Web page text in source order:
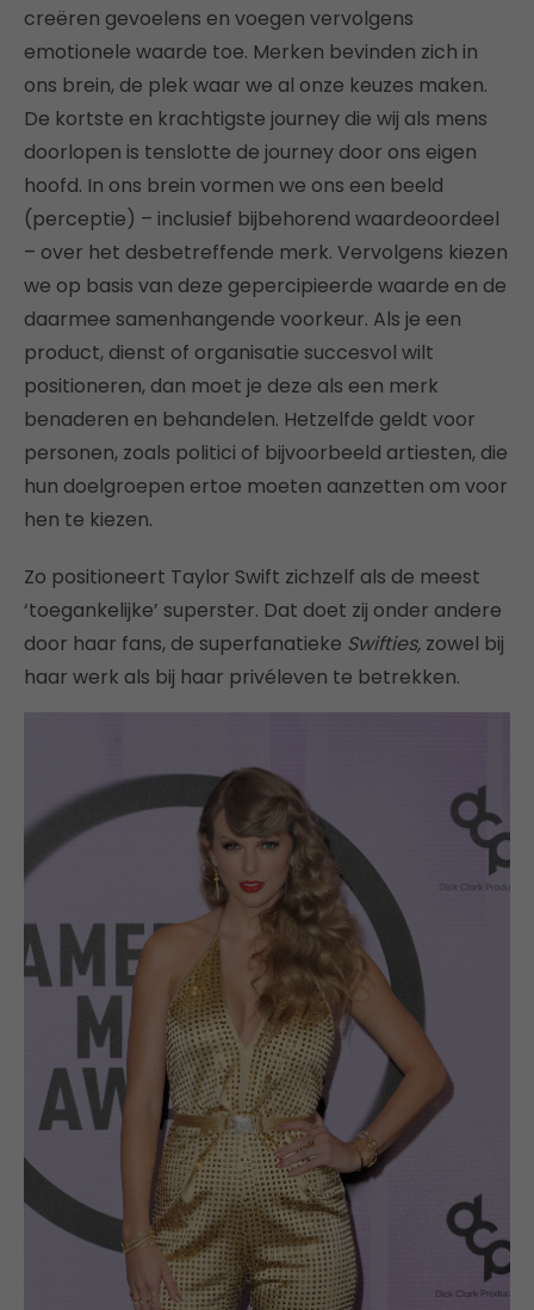
creëren gevoelens en voegen vervolgens
emotionele waarde toe. Merken bevinden zich in
ons brein, de plek waar we al onze keuzes maken.
De kortste en krachtigste journey die wij als mens
doorlopen is tenslotte de journey door ons eigen
hoofd. In ons brein vormen we ons een beeld
(perceptie) – inclusief bijbehorend waardeoordeel
– over het desbetreffende merk. Vervolgens kiezen
we op basis van deze gepercipieerde waarde en de
daarmee samenhangende voorkeur. Als je een
product, dienst of organisatie succesvol wilt
positioneren, dan moet je deze als een merk
benaderen en behandelen. Hetzelfde geldt voor
personen, zoals politici of bijvoorbeeld artiesten, die
hun doelgroepen ertoe moeten aanzetten om voor
hen te kiezen.
Zo positioneert Taylor Swift zichzelf als de meest
‘toegankelijke’ superster. Dat doet zij onder andere
door haar fans, de superfanatieke Swifties, zowel bij
haar werk als bij haar privéleven te betrekken.